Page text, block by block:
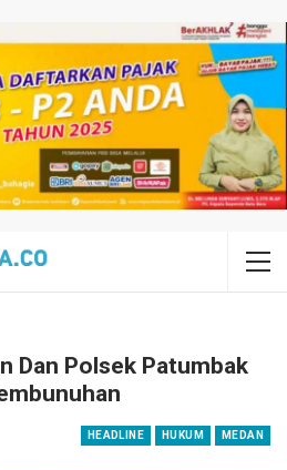
Dan Polsek Patumbak
HEADLINE HUKUM MEDAN